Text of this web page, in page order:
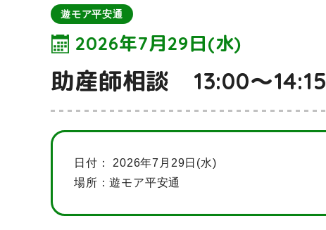
遊モア平安通
2026年7月29日(水)
助産師相談 13:00～14:15
日付： 2026年7月29日(水)
場所：遊モア平安通